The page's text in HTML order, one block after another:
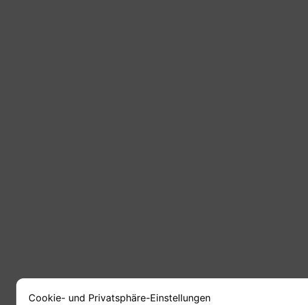
Cookie- und Privatsphäre-Einstellungen